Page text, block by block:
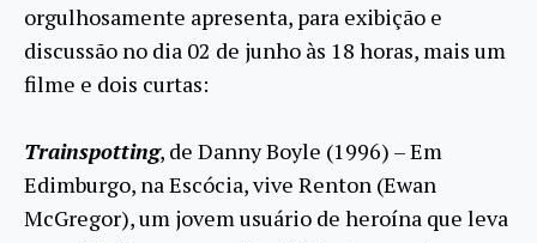
orgulhosamente apresenta, para exibição e
discussão no dia 02 de junho às 18 horas, mais um
filme e dois curtas:
Trainspotting, de Danny Boyle (1996) – Em
Edimburgo, na Escócia, vive Renton (Ewan
McGregor), um jovem usuário de heroína que leva